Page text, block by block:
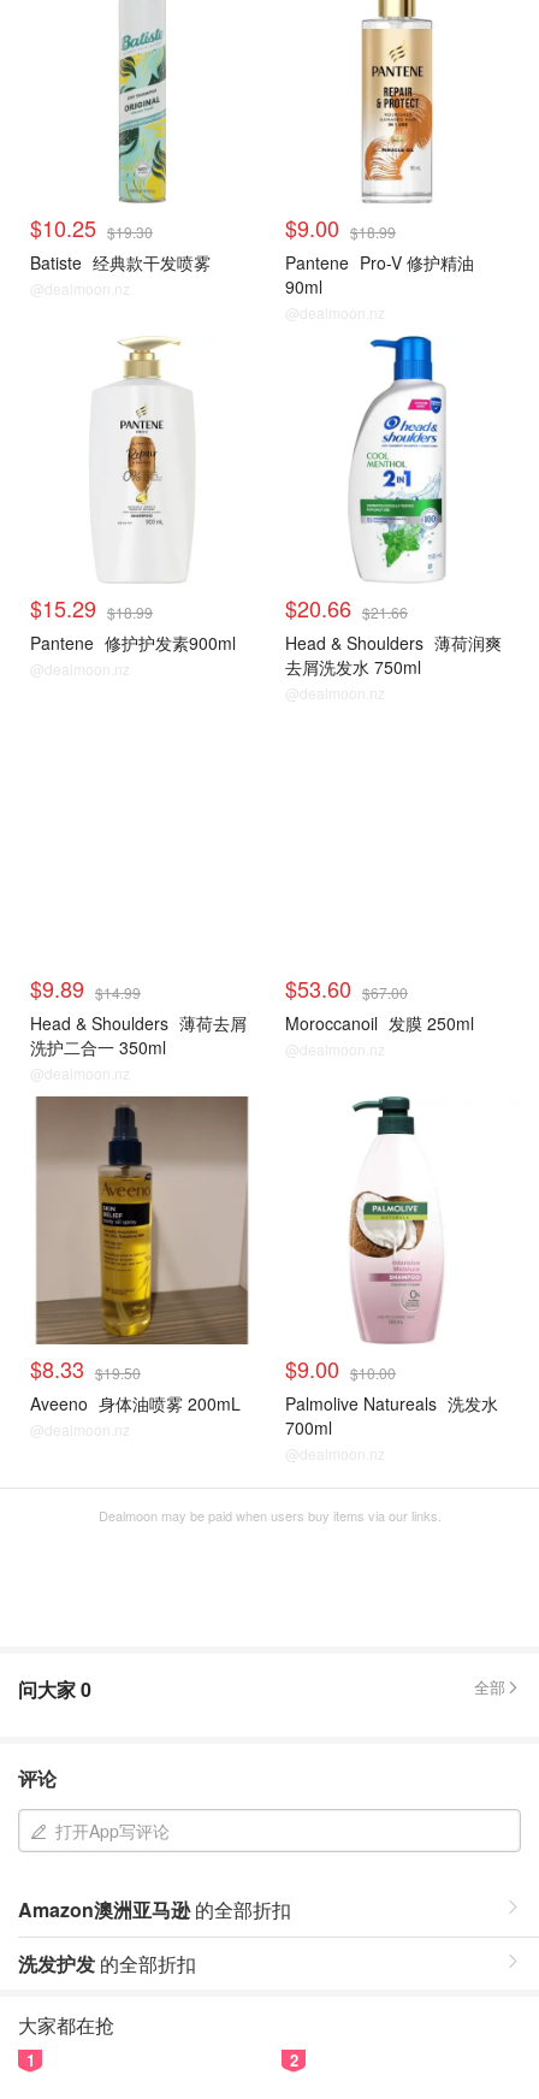
$10.25 $19.30
Batiste 经典款干发喷雾
@dealmoon.nz
$9.00 $18.99
Pantene Pro-V 修护精油
90ml
@dealmoon.nz
$15.29 $18.99
Pantene 修护护发素900ml
@dealmoon.nz
$20.66 $21.66
Head & Shoulders 薄荷润爽
去屑洗发水 750ml
@dealmoon.nz
$9.89 $14.99
Head & Shoulders 薄荷去屑
洗护二合一 350ml
@dealmoon.nz
$53.60 $67.00
Moroccanoil 发膜 250ml
@dealmoon.nz
$8.33 $19.50
Aveeno 身体油喷雾 200mL
@dealmoon.nz
$9.00 $10.00
Palmolive Natureals 洗发水
700ml
@dealmoon.nz
Dealmoon may be paid when users buy items via our links.
问大家0 全部
评论
打开App写评论
Amazon澳洲亚马逊的全部折扣
洗发护发 的全部折扣
大家都在抢
1 2